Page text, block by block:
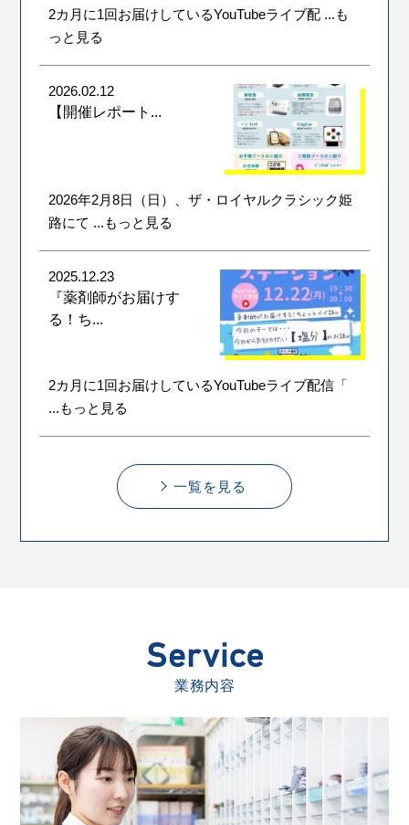
2カ月に1回お届けしているYouTubeライブ配 ...も
っと見る
2026.02.12
【開催レポート...
2026年2月8日（日）、ザ・ロイヤルクラシック姫
路にて ...もっと見る
2025.12.23
『薬剤師がお届けす
る！ち...
2カ月に1回お届けしているYouTubeライブ配信「
...もっと見る
一覧を見る
業務内容